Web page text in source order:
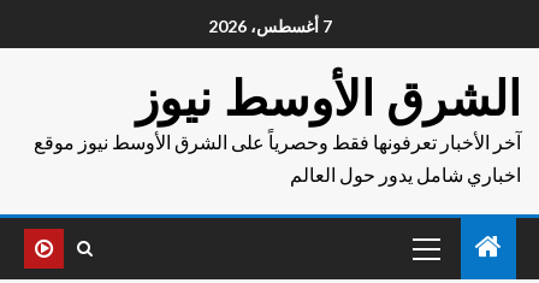
7 أغسطس، 2026
الشرق الأوسط نيوز
آخر الأخبار تعرفونها فقط وحصرياً على الشرق الأوسط نيوز موقع
اخباري شامل يدور حول العالم